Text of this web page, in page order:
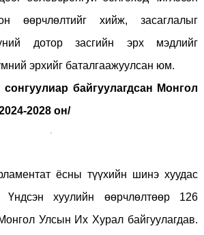
өөрчлөлтийг хийж, засаглалыг
дотор засгийн эрх мэдлийг
эрхийг баталгаажуулсан юм.
байгуулагдсан Монгол
2028 он/
ёсны түүхийн шинэ хуудас
хуулийн өөрчлөлтөөр 126
Улсын Их Хурал байгуулагдав.